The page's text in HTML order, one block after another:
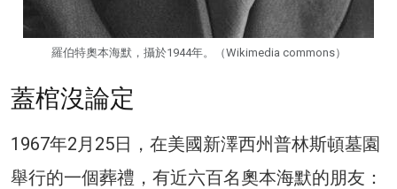
羅伯特奧本海默，攝於1944年。（Wikimedia commons）
蓋棺沒論定
1967年2月25日，在美國新澤西州普林斯頓墓園
舉行的一個葬禮，有近六百名奧本海默的朋友：